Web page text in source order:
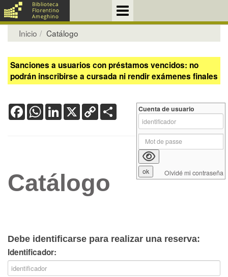
Inicio Catálogo
Sanciones a usuarios con préstamos vencidos: no
podrán inscribirse a cursada ni rendir exámenes finales
FacebookWhatsApp
LinkedIn
X Copy
Link
Catálogo
Debe identificarse para realizar una reserva:
Identificador:
Cuenta de usuario
Olvidé mi contraseña